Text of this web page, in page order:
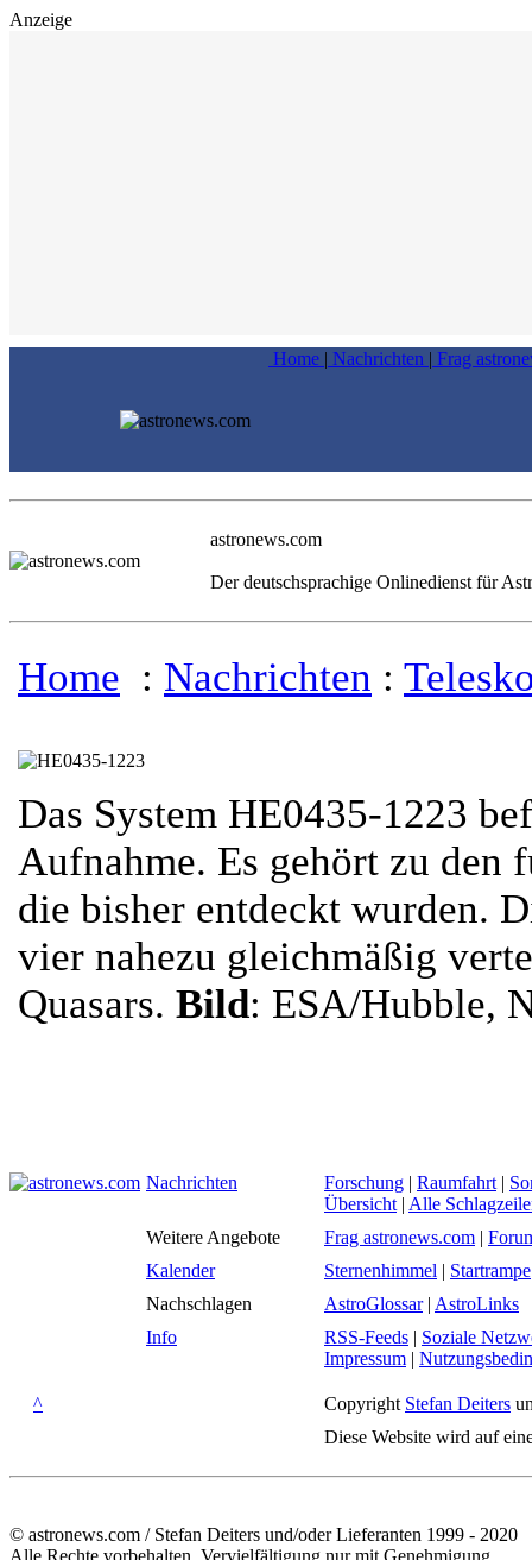
Anzeige
Home | Nachrichten | Frag
astronews.com
Der deutschsprachige Onlinedienst für
Home : Nachrichten :
Das System HE0435-1223
Aufnahme. Es gehört zu den
die bisher entdeckt wurden.
vier nahezu gleichmäßig
Quasars. Bild: ESA/Hubble,
Nachrichten Forschung | Raumfahrt |
Übersicht | Alle
Weitere Angebote
Frag astronews.com |
Kalender
Sternenhimmel | Startrampe
Nachschlagen
AstroGlossar| AstroLinks
Info
RSS-Feeds | Soziale
Impressum |
^ Copyright Stefan Deiters
Diese Website wird auf
© astronews.com / Stefan Deiters und/oder Lieferanten 1999 - 2020
Alle Rechte vorbehalten. Vervielfältigung nur mit Genehmigung.